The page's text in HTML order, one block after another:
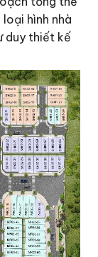
hình nhà
duy thiết kế